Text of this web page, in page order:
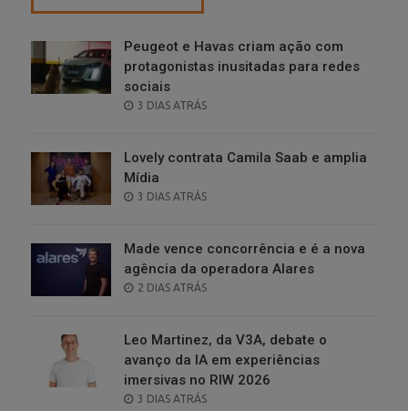
Peugeot e Havas criam ação com
protagonistas inusitadas para redes
sociais
POSTED
3 DIAS ATRÁS
Lovely contrata Camila Saab e amplia
Mídia
POSTED
3 DIAS ATRÁS
Made vence concorrência e é a nova
agência da operadora Alares
POSTED
2 DIAS ATRÁS
Leo Martinez, da V3A, debate o
avanço da IA em experiências
imersivas no RIW 2026
POSTED
3 DIAS ATRÁS